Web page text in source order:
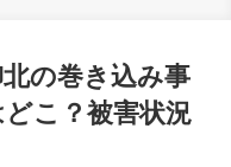
の巻き込み事
こ？被害状況